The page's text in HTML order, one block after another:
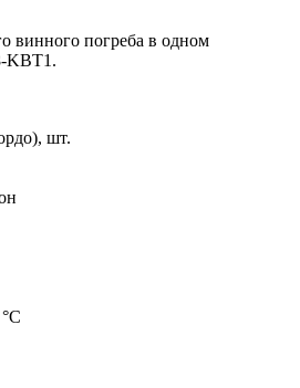
винного погреба в одном
KBT1.
шт.